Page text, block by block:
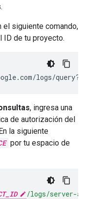
el siguiente comando,
ID de tu proyecto.
logs/
, ingresa una
de autorización del
la siguiente
por tu espacio de
/logs/server-